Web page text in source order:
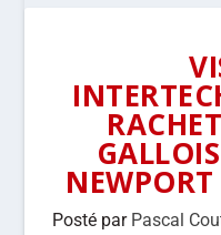
Posté par Pascal